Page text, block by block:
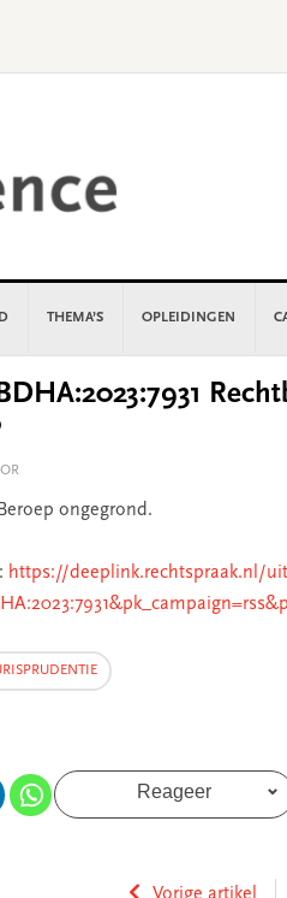
THEMA’S OPLEIDINGEN
ongegrond.
https://deeplink.rechtspraak.nl/
Reageer